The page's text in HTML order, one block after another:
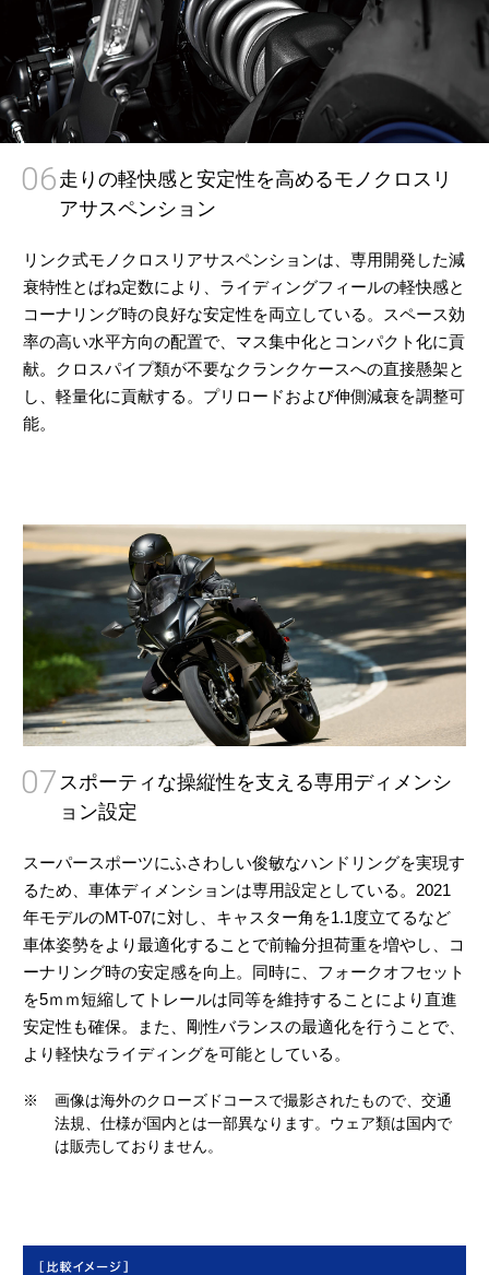
06 走りの軽快感と安定性を高めるモノクロスリ
アサスペンション
リンク式モノクロスリアサスペンションは、専用開発した減
衰特性とばね定数により、ライディングフィールの軽快感と
コーナリング時の良好な安定性を両立している。スペース効
率の高い水平方向の配置で、マス集中化とコンパクト化に貢
献。クロスパイプ類が不要なクランクケースへの直接懸架と
し、軽量化に貢献する。プリロードおよび伸側減衰を調整可
能。
07 スポーティな操縦性を支える専用ディメンシ
ョン設定
スーパースポーツにふさわしい俊敏なハンドリングを実現す
るため、車体ディメンションは専用設定としている。2021
年モデルのMT-07に対し、キャスター角を1.1度立てるなど
車体姿勢をより最適化することで前輪分担荷重を増やし、コ
ーナリング時の安定感を向上。同時に、フォークオフセット
を5ｍｍ短縮してトレールは同等を維持することにより直進
安定性も確保。また、剛性バランスの最適化を行うことで、
より軽快なライディングを可能としている。
※
画像は海外のクローズドコースで撮影されたもので、交通
法規、仕様が国内とは一部異なります。ウェア類は国内で
は販売しておりません。